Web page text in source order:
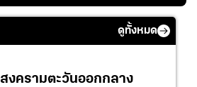
ปอร์"
ใจหาย น้อยกว่านัดที่
แล้วเจอมาเลเซียตั้ง
ดูทั้งหมด
สงครามตะวันออกกลาง